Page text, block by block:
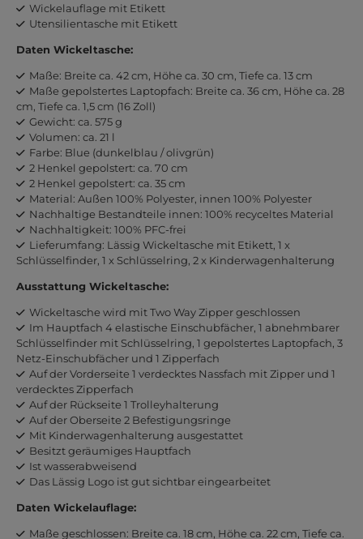
Wickelauflage mit Etikett
Utensilientasche mit Etikett
Daten Wickeltasche:
Maße: Breite ca. 42 cm, Höhe ca. 30 cm, Tiefe ca. 13 cm
Maße gepolstertes Laptopfach: Breite ca. 36 cm, Höhe ca. 28
cm, Tiefe ca. 1,5 cm (16 Zoll)
Gewicht: ca. 575 g
Volumen: ca. 21 l
Farbe: Blue (dunkelblau / olivgrün)
2 Henkel gepolstert: ca. 70 cm
2 Henkel gepolstert: ca. 35 cm
Material: Außen 100% Polyester, innen 100% Polyester
Nachhaltige Bestandteile innen: 100% recyceltes Material
Nachhaltigkeit: 100% PFC-frei
Lieferumfang: Lässig Wickeltasche mit Etikett, 1 x
Schlüsselfinder, 1 x Schlüsselring, 2 x Kinderwagenhalterung
Ausstattung Wickeltasche:
Wickeltasche wird mit Two Way Zipper geschlossen
Im Hauptfach 4 elastische Einschubfächer, 1 abnehmbarer
Schlüsselfinder mit Schlüsselring, 1 gepolstertes Laptopfach, 3
Netz-Einschubfächer und 1 Zipperfach
Auf der Vorderseite 1 verdecktes Nassfach mit Zipper und 1
verdecktes Zipperfach
Auf der Rückseite 1 Trolleyhalterung
Auf der Oberseite 2 Befestigungsringe
Mit Kinderwagenhalterung ausgestattet
Besitzt geräumiges Hauptfach
Ist wasserabweisend
Das Lässig Logo ist gut sichtbar eingearbeitet
Daten Wickelauflage:
Maße geschlossen: Breite ca. 18 cm, Höhe ca. 22 cm, Tiefe ca.